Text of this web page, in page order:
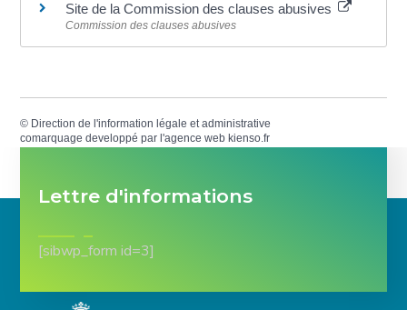
Site de la Commission des clauses abusives
Commission des clauses abusives
© Direction de l'information légale et administrative
comarquage developpé par l'agence web kienso.fr
Lettre d'informations
[sibwp_form id=3]